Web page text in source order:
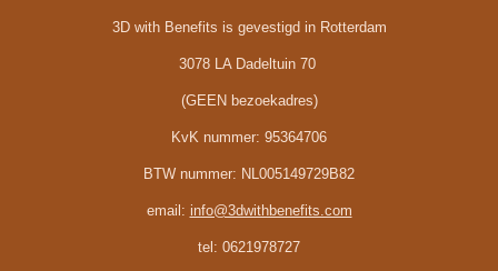
3D with Benefits is gevestigd in Rotterdam
3078 LA Dadeltuin 70
(GEEN bezoekadres)
KvK nummer: 95364706
BTW nummer: NL005149729B82
email: info@3dwithbenefits.com
tel: 0621978727